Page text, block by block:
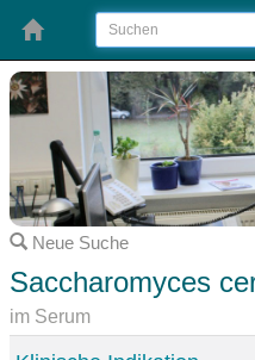
Neue Suche
Saccharomyces
im Serum